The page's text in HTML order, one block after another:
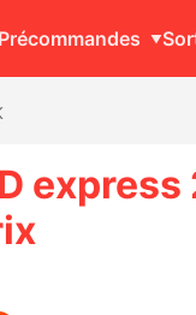
Précommandes
express